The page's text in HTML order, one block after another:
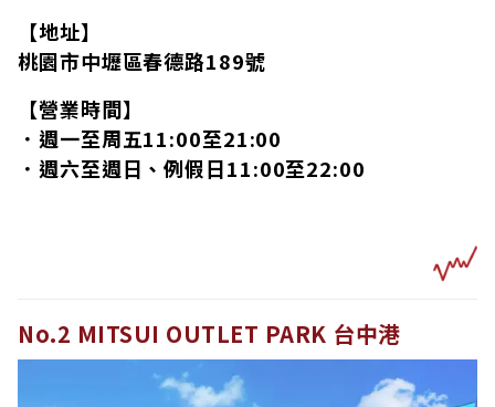
【地址】
桃園市中壢區春德路189號
【營業時間】
．週一至周五11:00至21:00
．週六至週日、例假日11:00至22:00
No.2 MITSUI OUTLET PARK 台中港